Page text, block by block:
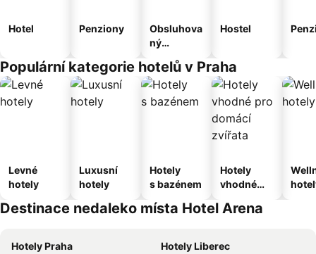
Hotel Penziony
Obsluhova
ný
Hostel
Populární kategorie hotelů v Praha
Levné
hotely
Luxusní
hotely
Hotely
s bazénem
Hotely
vhodné
domácí
Destinace nedaleko místa Hotel Arena
Hotely Praha
Hotely Liberec